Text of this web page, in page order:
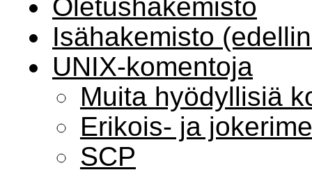
Oletushakemisto
Isähakemisto
UNIX-komentoja
Muita hyödyllisiä
Erikois- ja
SCP